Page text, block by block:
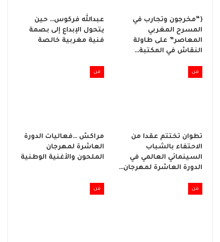
(“مخرجون وتجارب في
المسرح المغربي
المعاصر” على طاولة
النقاش في المكتبة…
عبدالله فركوس… حين
يتحول الإبداع إلى بصمة
فنية مغربية خالصة
فن
تطوان تختتم عقدا من
الاحتفاء بالشباب
السينمائي العالمي في
الدورة العاشرة لمهرجان…
فن
مراكش …فعاليات الدورة
العاشرة لمهرجان
الملحون والأغنية الوطنية
فن فن